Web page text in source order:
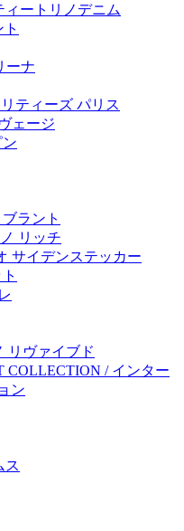
ィートリノデニム
ーナ
ティーズ パリス
ェージ
ン
ラント
リッチ
サイデンステッカー
リヴァイブド
COLLECTION / インター
ン
ス